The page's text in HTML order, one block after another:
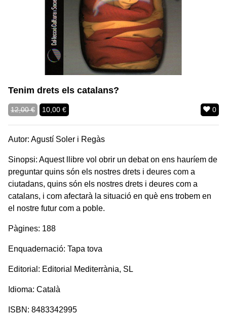
Tenim drets els catalans?
12,00 € 10,00 € 0
Autor: Agustí Soler i Regàs
Sinopsi: Aquest llibre vol obrir un debat on ens hauríem de
preguntar quins són els nostres drets i deures com a
ciutadans, quins són els nostres drets i deures com a
catalans, i com afectarà la situació en què ens trobem en
el nostre futur com a poble.
Pàgines: 188
Enquadernació: Tapa tova
Editorial: Editorial Mediterrània, SL
Idioma: Català
ISBN: 8483342995